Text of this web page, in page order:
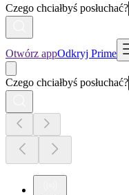
Czego chciałbyś posłuchać?
Otwórz appOdkryj Prime
Czego chciałbyś posłuchać?